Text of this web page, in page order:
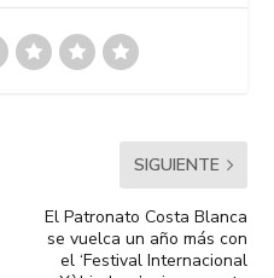
SIGUIENTE
El Patronato Costa Blanca
se vuelca un año más con
el ‘Festival Internacional